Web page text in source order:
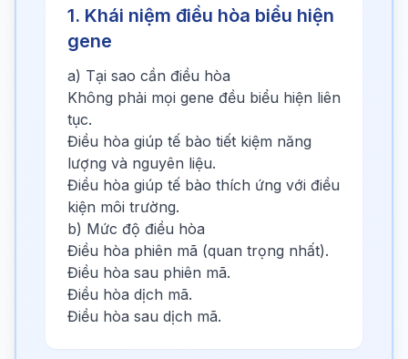
1. Khái niệm điều hòa biểu hiện
gene
a) Tại sao cần điều hòa
Không phải mọi gene đều biểu hiện liên
tục.
Điều hòa giúp tế bào tiết kiệm năng
lượng và nguyên liệu.
Điều hòa giúp tế bào thích ứng với điều
kiện môi trường.
b) Mức độ điều hòa
Điều hòa phiên mã (quan trọng nhất).
Điều hòa sau phiên mã.
Điều hòa dịch mã.
Điều hòa sau dịch mã.